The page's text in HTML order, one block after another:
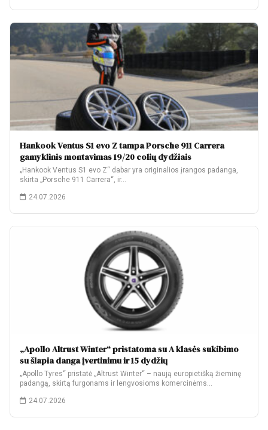
Hankook Ventus S1 evo Z tampa Porsche 911 Carrera
gamyklinis montavimas 19/20 colių dydžiais
„Hankook Ventus S1 evo Z“ dabar yra originalios įrangos padanga,
skirta „Porsche 911 Carrera“, ir…
24.07.2026
„Apollo Altrust Winter“ pristatoma su A klasės sukibimo
su šlapia danga įvertinimu ir 15 dydžių
„Apollo Tyres“ pristatė „Altrust Winter“ – naują europietišką žieminę
padangą, skirtą furgonams ir lengvosioms komercinėms…
24.07.2026